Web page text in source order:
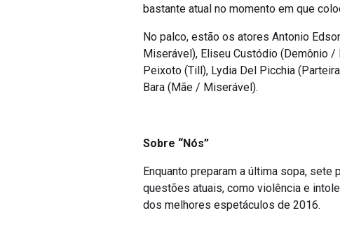
bastante atual no momento em que
No palco, estão os atores Antonio
Miserável), Eliseu Custódio (Demônio
Peixoto (Till), Lydia Del Picchia
Bara (Mãe / Miserável).
Sobre “Nós”
Enquanto preparam a última sopa,
questões atuais, como violência e
dos melhores espetáculos de 2016.